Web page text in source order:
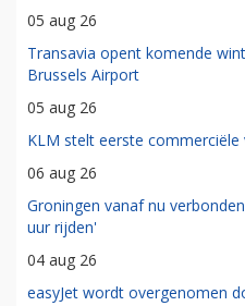
05 aug 26
Transavia opent komende
Brussels Airport
05 aug 26
KLM stelt eerste
06 aug 26
Groningen vanaf nu
uur rijden'
04 aug 26
easyJet wordt overgenomen